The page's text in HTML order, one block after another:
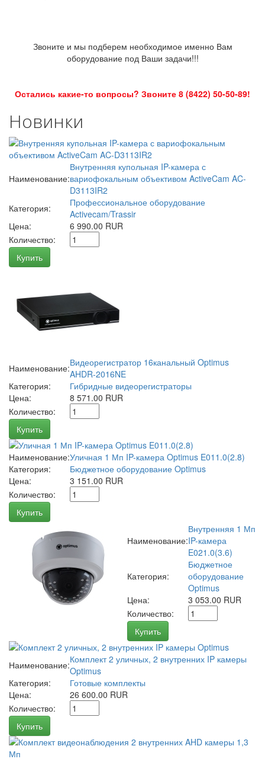
Звоните и мы подберем необходимое именно Вам
оборудование под Ваши задачи!!!
Остались какие-то вопросы? Звоните 8 (8422) 50-50-89!
Новинки
Наименование:
Внутренняя купольная IP-камера с
вариофокальным объективом ActiveCam AC-
D3113IR2
Категория:
Профессиональное оборудование
Activecam/Trassir
Цена:
6 990.00 RUR
Количество:
Купить
Наименование:Видеорегистратор 16канальный Optimus
AHDR-2016NE
Категория:
Гибридные видеорегистраторы
Цена:
8 571.00 RUR
Количество:
Купить
Наименование:Уличная 1 Мп IP-камера Optimus E011.0(2.8)
Категория:
Бюджетное оборудование Optimus
Цена:
3 151.00 RUR
Количество:
Купить
Наименование:
Внутренняя 1 Мп
IP-камера
E021.0(3.6)
Категория:
Бюджетное
оборудование
Optimus
Цена:
3 053.00 RUR
Количество:
Купить
Наименование:Комплект 2 уличных, 2 внутренних IP камеры
Optimus
Категория:
Готовые комплекты
Цена:
26 600.00 RUR
Количество:
Купить